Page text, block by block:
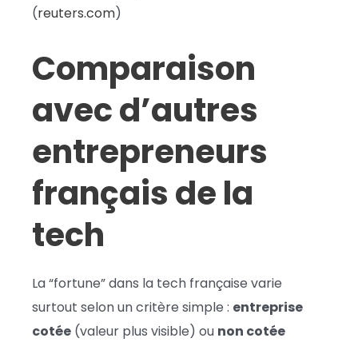
(reuters.com)
Comparaison
avec d’autres
entrepreneurs
français de la
tech
La “fortune” dans la tech française varie
surtout selon un critère simple : entreprise
cotée (valeur plus visible) ou non cotée